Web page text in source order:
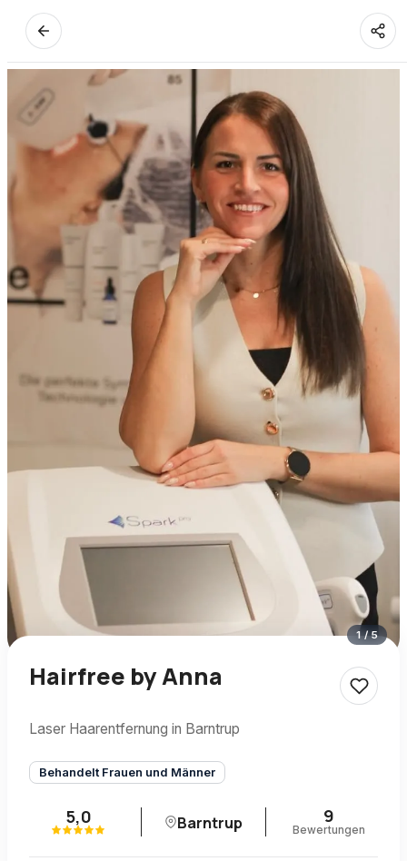
1/5
Hairfree by Anna
Laser Haarentfernung in Barntrup
Behandelt Frauen und Männer
5,0 Barntrup 9
Bewertungen